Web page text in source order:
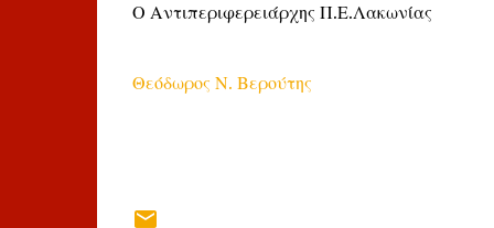
Ο Αντιπεριφερειάρχης Π.Ε.Λακωνίας
Θεόδωρος Ν. Βερούτης